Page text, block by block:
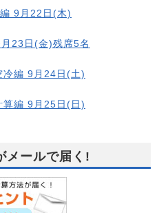
9月22日(木)
23日(金)残席5名
冷編 9月24日(土)
算編 9月25日(日)
メールで届く!